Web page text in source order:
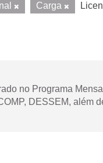
Carga
no Programa
DESSEM, além